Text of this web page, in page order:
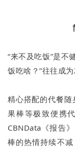
“来不及吃饭”是不
饭吃啥？”往往成
精心搭配的代餐
果棒等极致便携
CBNData《报告
棒的热情持续不